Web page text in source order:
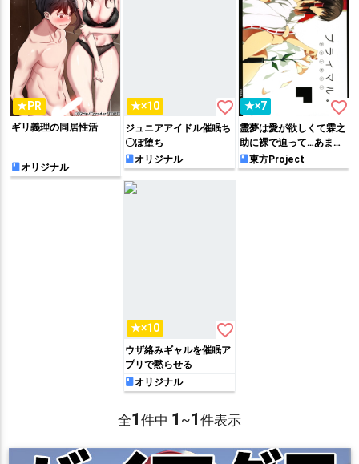
★PR
ギリ義理の同居性活
オリジナル
★×10 favorite_border
ジュニアアイドル催眠ち
〇ぽ堕ち
オリジナル
★×7 favorite_border
霊夢は愛が欲しくて霖之
助に裸で迫って…あまあ
まな一夜を過ごす…♡
東方Project
★×10 favorite_border
ウザ絡みギャルを催眠ア
プリで黙らせる
オリジナル
全1件中 1 ~1件表示